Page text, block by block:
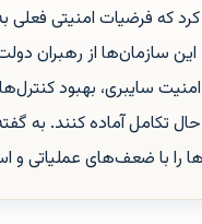
کرد که فرضیات امنیتی
سازمان‌ها از رهبران
سایبری، بهبود
تکامل آماده کنند. به
را با ضعف‌های عملیاتی و